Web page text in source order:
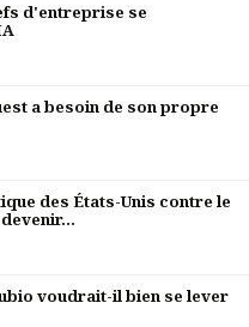
d'entreprise se
a besoin de son propre
des États-Unis contre le
voudrait-il bien se lever